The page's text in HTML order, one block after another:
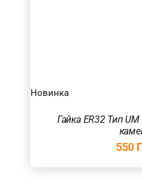
Новинка
Гайка ER32 Тип
550